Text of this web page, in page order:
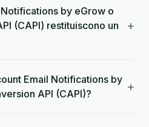
by eGrow o
(CAPI) restituiscono un
+
Email Notifications by
API (CAPI)?
+